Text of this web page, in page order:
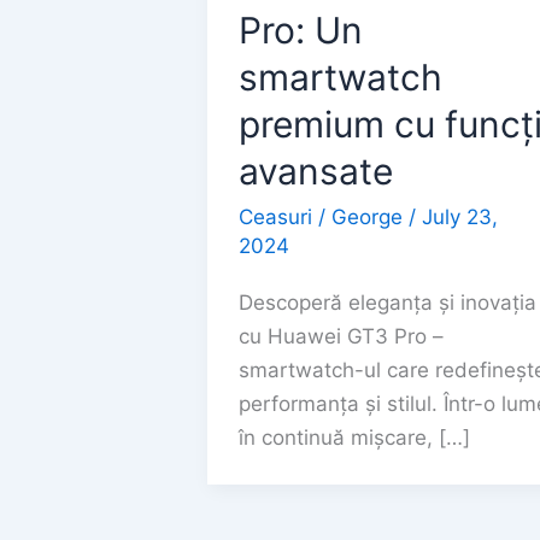
Pro: Un
smartwatch
premium cu
avansate
Ceasuri / George / July 23,
2024
Descoperă eleganța și inovația
cu Huawei GT3 Pro –
smartwatch-ul care
performanța și stilul. Într-o
în continuă mișcare, […]